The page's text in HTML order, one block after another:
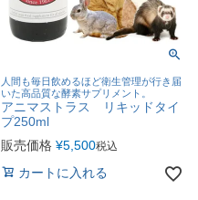
人間も毎日飲めるほど衛生管理が行き届
いた高品質な酵素サプリメント。
アニマストラス リキッドタイ
プ250ml
販売価格 ¥5,500税込
カートに入れる